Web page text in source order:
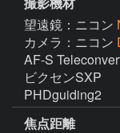
望遠鏡：ニコン
カメラ：ニコン
AF-S
ビクセンSXP
PHDguiding2
焦点距離